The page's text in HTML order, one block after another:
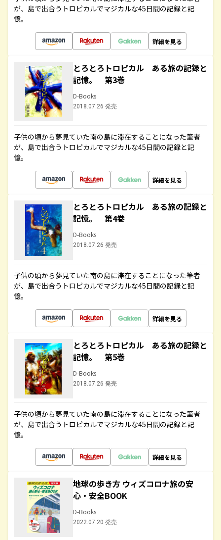
が、島で出合うトロピカルでマジカルな45日間の記録と記
憶。
詳細を見る
とろとろトロピカル ある旅の記録と
記憶。 第3巻
D-Books
2018.07.26 発売
子供の頃から夢見ていた南の島に滞在することになった筆者
が、島で出合うトロピカルでマジカルな45日間の記録と記
憶。
詳細を見る
とろとろトロピカル ある旅の記録と
記憶。 第4巻
D-Books
2018.07.26 発売
子供の頃から夢見ていた南の島に滞在することになった筆者
が、島で出合うトロピカルでマジカルな45日間の記録と記
憶。
詳細を見る
とろとろトロピカル ある旅の記録と
記憶。 第5巻
D-Books
2018.07.26 発売
子供の頃から夢見ていた南の島に滞在することになった筆者
が、島で出合うトロピカルでマジカルな45日間の記録と記
憶。
詳細を見る
地球の歩き方 ウィズコロナ旅の安
心・安全BOOK
D-Books
2022.07.20 発売